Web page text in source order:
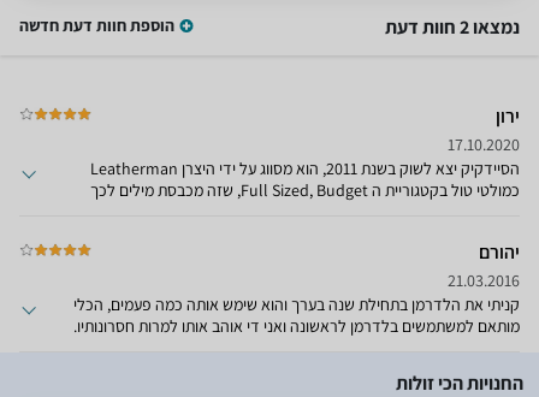
נמצאו 2 חוות דעת הוספת חוות דעת חדשה
ירון
17.10.2020
הסיידקיק יצא לשוק בשנת 2011, הוא מסווג על ידי היצרן Leatherman
כמולטי טול בקטגוריית ה Full Sized, Budget, שזה מכבסת מילים לכך
גם לו, כמו לווינגמן יש קליפ מובנה לכיס ופלאייר זהה. שניהם משווקים עם
נרתיק בד זהה. בשני האולרים, הכלים והמעטפת עשויים מפלדה מסוג
420HC. סוג נרוסטה, בלי לחפור יותר מדי. ההבדל בין הסיידקיק לווינגמן
הוא בכמה מהכלים הנפתחים והנשלפים.שני כלים בסיידקיק ניתנים
בווינגמן.שני הכלים הנ"ל ננעלים כשהם בפתיחה מלאה. יתר הכלים אינם
יהורם
21.03.2016
קניתי את הלדרמן בתחילת שנה בערך והוא שימש אותה כמה פעמים, הכלי
מותאם למשתמשים בלדרמן לראשונה ואני די אוהב אותו למרות חסרונותיו.
וחסרונותיו:
החנויות הכי זולות